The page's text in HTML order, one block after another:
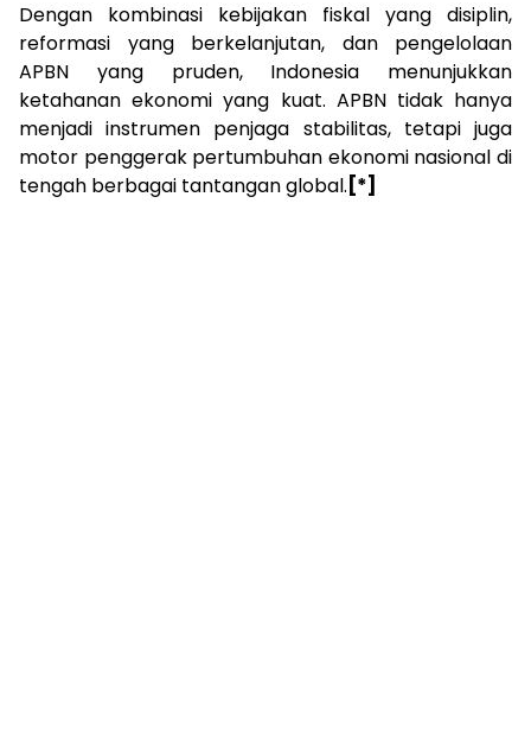
Dengan kombinasi kebijakan fiskal yang disiplin,
reformasi yang berkelanjutan, dan pengelolaan
APBN yang pruden, Indonesia menunjukkan
ketahanan ekonomi yang kuat. APBN tidak hanya
menjadi instrumen penjaga stabilitas, tetapi juga
motor penggerak pertumbuhan ekonomi nasional di
tengah berbagai tantangan global. [*]